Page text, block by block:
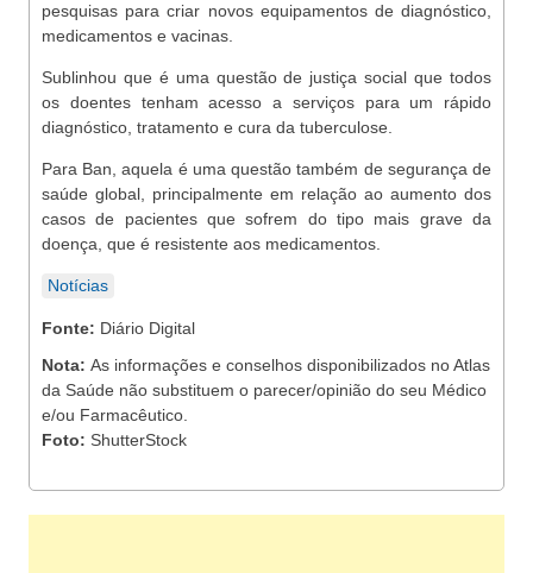
pesquisas para criar novos equipamentos de diagnóstico,
medicamentos e vacinas.
Sublinhou que é uma questão de justiça social que todos
os doentes tenham acesso a serviços para um rápido
diagnóstico, tratamento e cura da tuberculose.
Para Ban, aquela é uma questão também de segurança de
saúde global, principalmente em relação ao aumento dos
casos de pacientes que sofrem do tipo mais grave da
doença, que é resistente aos medicamentos.
Notícias
Fonte: Diário Digital
Nota: As informações e conselhos disponibilizados no Atlas
da Saúde não substituem o parecer/opinião do seu Médico
e/ou Farmacêutico.
Foto: ShutterStock